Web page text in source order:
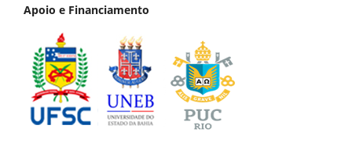
Apoio e Financiamento